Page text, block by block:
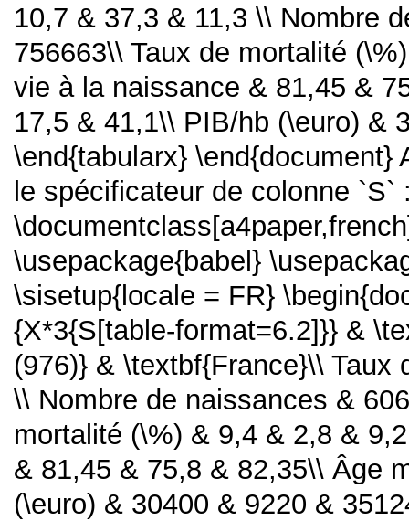
10,7 & 37,3 & 11,3 \\ Nombre
756663\\ Taux de mortalité
vie à la naissance & 81,45 &
17,5 & 41,1\\ PIB/hb (\euro) &
\end{tabularx}
le spécificateur de colonne
\usepackage{babel}
\sisetup{locale = FR}
{X*3{S[table-format=6.2]}} &
(976)} & \textbf{France}\\
\\ Nombre de naissances &
mortalité (\%) & 9,4 & 2,8 &
& 81,45 & 75,8 & 82,35\\ Âge
(\euro) & 30400 & 9220 &